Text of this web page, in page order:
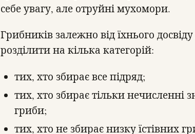
себе увагу, але отруйні мухомори.
Грибників залежно від їхнього
розділити на кілька категорій:
тих, хто збирає все підряд;
тих, хто збирає тільки нечисленні
гриби;
тих, хто не збирає низку їстівних